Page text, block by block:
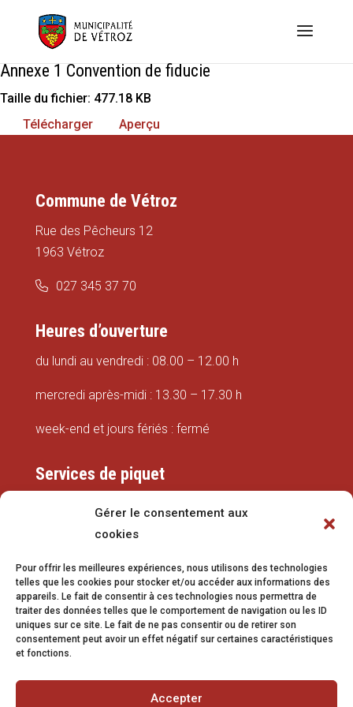
Gérer le consentement aux
cookies
Pour offrir les meilleures expériences, nous utilisons des technologies
telles que les cookies pour stocker et/ou accéder aux informations des
appareils. Le fait de consentir à ces technologies nous permettra de
traiter des données telles que le comportement de navigation ou les ID
uniques sur ce site. Le fait de ne pas consentir ou de retirer son
consentement peut avoir un effet négatif sur certaines caractéristiques
et fonctions.
Accepter
Annexe 1 Convention de fiducie
Taille du fichier: 477.18 KB
Télécharger
Aperçu
Commune de Vétroz
Rue des Pêcheurs 12
1963 Vétroz
027 345 37 70
Heures d’ouverture
du lundi au vendredi : 08.00 – 12.00 h
mercredi après-midi : 13.30 – 17.30 h
week-end et jours fériés : fermé
Services de piquet
079 337 66 42
eaux@vetroz.ch
Travaux publics
079 213 92 08